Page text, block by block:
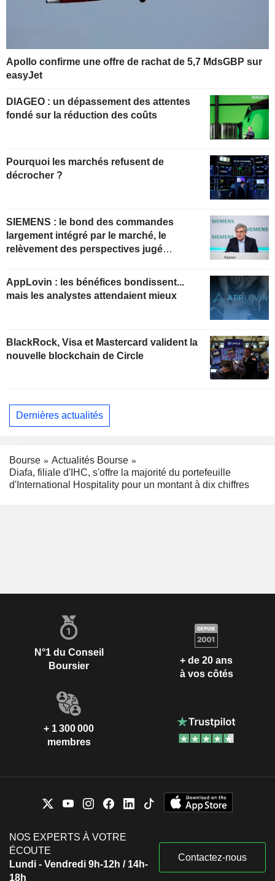
Apollo confirme une offre de rachat de 5,7 MdsGBP sur
easyJet
DIAGEO : un dépassement des attentes
fondé sur la réduction des coûts
Pourquoi les marchés refusent de
décrocher ?
SIEMENS : le bond des commandes
largement intégré par le marché, le
relèvement des perspectives jugé
actuelles
AppLovin : les bénéfices bondissent...
mais les analystes attendaient mieux
BlackRock, Visa et Mastercard valident la
nouvelle blockchain de Circle
Dernières actualités
Bourse
Actualités Bourse
Diafa, filiale d'IHC, s'offre la majorité du portefeuille
d'International Hospitality pour un montant à dix chiffres
N°1 du Conseil
Boursier
+ de 20 ans
à vos côtés
+ 1 300 000
membres
NOS EXPERTS À VOTRE
ÉCOUTE
Lundi - Vendredi 9h-12h / 14h-
18h
Contactez-nous